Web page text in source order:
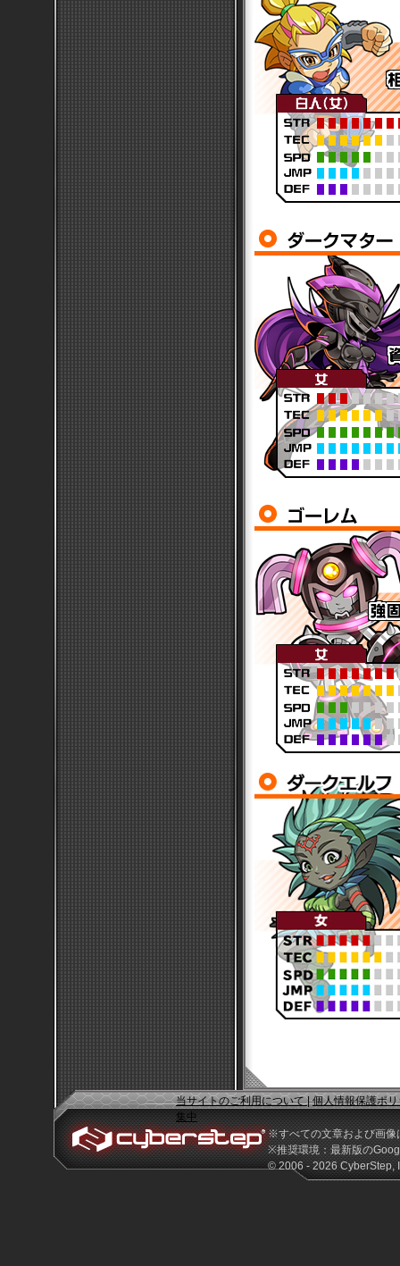
当サイトのご利用について|個人情報保護ポ
集中
※すべての文章および画像
※推奨環境：最新版の
© 2006 - 2026 CyberStep,